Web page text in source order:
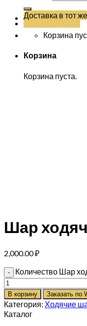
(812) 383-99-05
Доставка в тот
Корзина
Корзина
Корзина пуста.
Шар
2,000.00₽
Количество Шар
В корзину Заказать по
Категория: Ходячие
Каталог